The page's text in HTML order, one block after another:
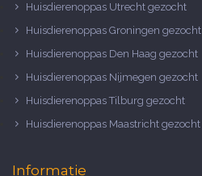
Huisdierenoppas Utrecht gezocht
Huisdierenoppas Groningen gezocht
Huisdierenoppas Den Haag gezocht
Huisdierenoppas Nijmegen gezocht
Huisdierenoppas Tilburg gezocht
Huisdierenoppas Maastricht gezocht
Informatie